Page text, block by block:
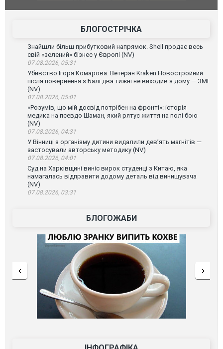
атаку. ВІДЕО
БЛОГОСТРІЧКА
Знайшли більш прибутковий напрямок. Shell продає весь
свій «зелений» бізнес у Європі (NV)
07.08.2026, 05:31
Убивство Ігоря Комарова. Ветеран Kraken Новостройний
після повернення з Балі два тижні не виходив з дому — ЗМІ
(NV)
07.08.2026, 05:01
«Розумів, що мій досвід потрібен на фронті»: історія
медика на псевдо Шаман, який рятує життя на полі бою
(NV)
07.08.2026, 04:31
У Вінниці з організму дитини видалили дев’ять магнітів —
застосували авторську методику (NV)
07.08.2026, 04:01
Суд на Харківщині виніс вирок студенці з Китаю, яка
намагалась відправити додому деталь від винищувача
(NV)
07.08.2026, 03:31
БЛОГОЖАБИ